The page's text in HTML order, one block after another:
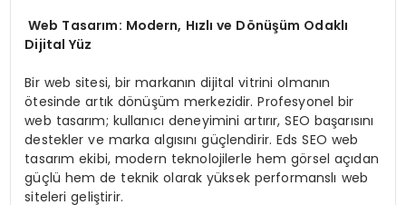
Web Tasarım: Modern, Hızlı ve Dönüşüm Odaklı
Dijital Yüz
Bir web sitesi, bir markanın dijital vitrini olmanın
ötesinde artık dönüşüm merkezidir. Profesyonel bir
web tasarım; kullanıcı deneyimini artırır, SEO başarısını
destekler ve marka algısını güçlendirir. Eds SEO web
tasarım ekibi, modern teknolojilerle hem görsel açıdan
güçlü hem de teknik olarak yüksek performanslı web
siteleri geliştirir.